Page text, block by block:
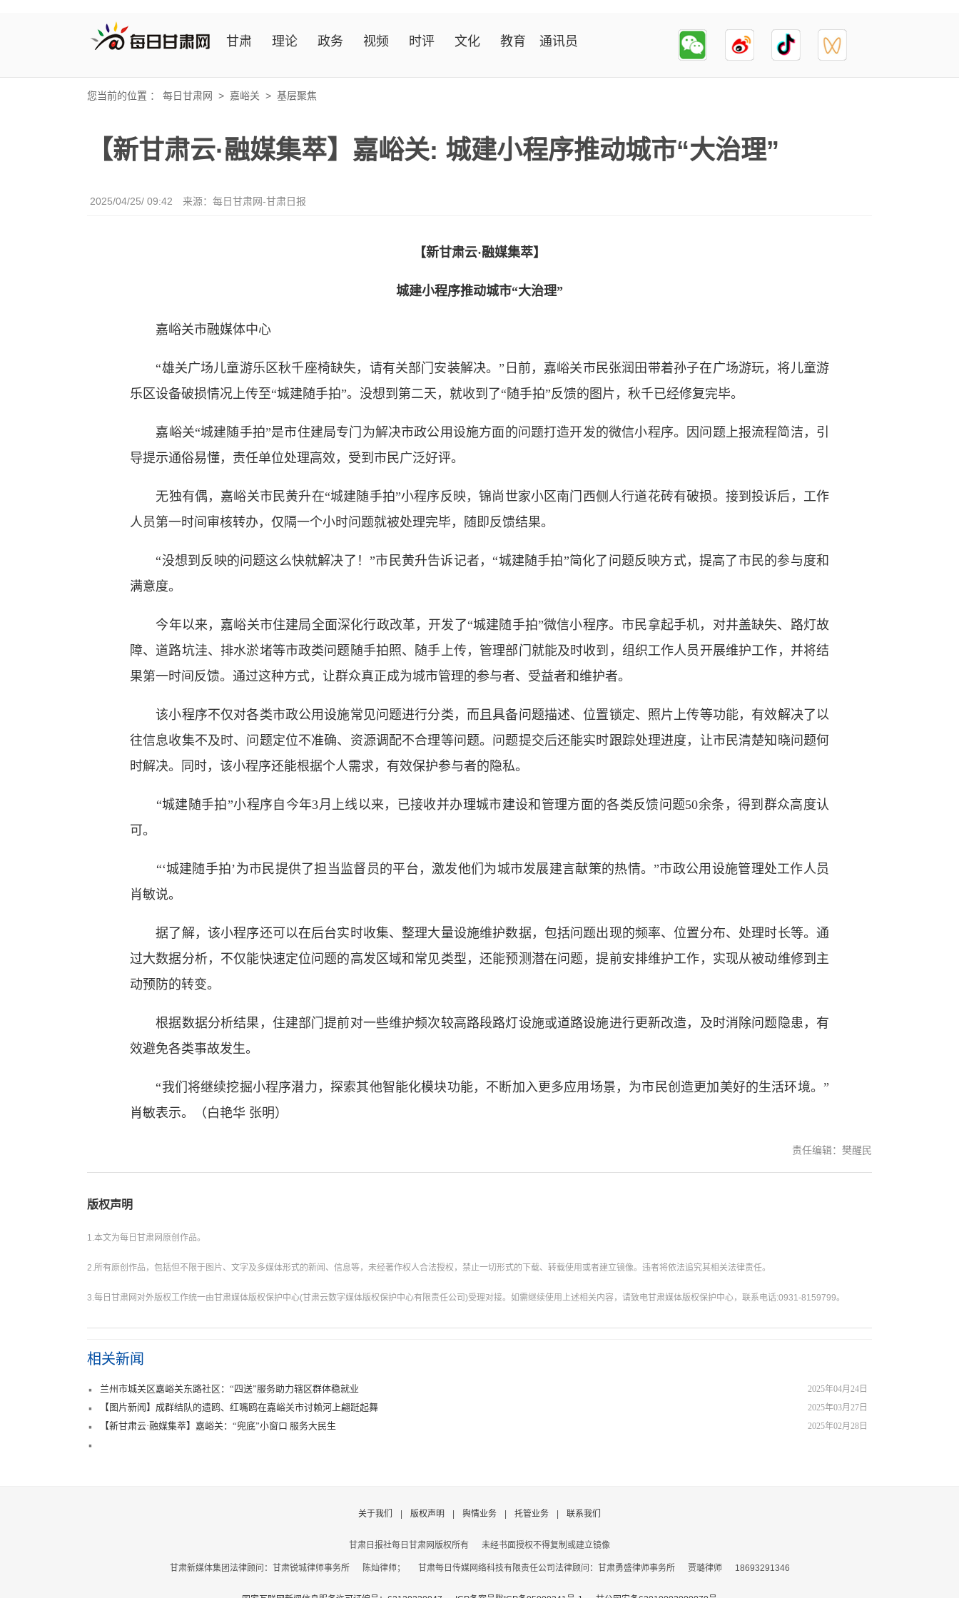
甘肃 理论 政务 视频 时评 文化 教育 通讯员
您当前的位置 ： 每日甘肃网 > 嘉峪关 > 基层聚焦
【新甘肃云·融媒集萃】嘉峪关: 城建小程序推动城市“大治理”
2025/04/25/ 09:42 来源：每日甘肃网-甘肃日报
【新甘肃云·融媒集萃】
城建小程序推动城市“大治理”
嘉峪关市融媒体中心
“雄关广场儿童游乐区秋千座椅缺失，请有关部门安装解决。”日前，嘉峪关市民张润田带着孙子在广场游玩，将儿童游
乐区设备破损情况上传至“城建随手拍”。没想到第二天，就收到了“随手拍”反馈的图片，秋千已经修复完毕。
嘉峪关“城建随手拍”是市住建局专门为解决市政公用设施方面的问题打造开发的微信小程序。因问题上报流程简洁，引
导提示通俗易懂，责任单位处理高效，受到市民广泛好评。
无独有偶，嘉峪关市民黄升在“城建随手拍”小程序反映，锦尚世家小区南门西侧人行道花砖有破损。接到投诉后，工作
人员第一时间审核转办，仅隔一个小时问题就被处理完毕，随即反馈结果。
“没想到反映的问题这么快就解决了！”市民黄升告诉记者，“城建随手拍”简化了问题反映方式，提高了市民的参与度和
满意度。
今年以来，嘉峪关市住建局全面深化行政改革，开发了“城建随手拍”微信小程序。市民拿起手机，对井盖缺失、路灯故
障、道路坑洼、排水淤堵等市政类问题随手拍照、随手上传，管理部门就能及时收到，组织工作人员开展维护工作，并将结
果第一时间反馈。通过这种方式，让群众真正成为城市管理的参与者、受益者和维护者。
该小程序不仅对各类市政公用设施常见问题进行分类，而且具备问题描述、位置锁定、照片上传等功能，有效解决了以
往信息收集不及时、问题定位不准确、资源调配不合理等问题。问题提交后还能实时跟踪处理进度，让市民清楚知晓问题何
时解决。同时，该小程序还能根据个人需求，有效保护参与者的隐私。
“城建随手拍”小程序自今年3月上线以来，已接收并办理城市建设和管理方面的各类反馈问题50余条，得到群众高度认
可。
“‘城建随手拍’为市民提供了担当监督员的平台，激发他们为城市发展建言献策的热情。”市政公用设施管理处工作人员
肖敏说。
据了解，该小程序还可以在后台实时收集、整理大量设施维护数据，包括问题出现的频率、位置分布、处理时长等。通
过大数据分析，不仅能快速定位问题的高发区域和常见类型，还能预测潜在问题，提前安排维护工作，实现从被动维修到主
动预防的转变。
根据数据分析结果，住建部门提前对一些维护频次较高路段路灯设施或道路设施进行更新改造，及时消除问题隐患，有
效避免各类事故发生。
“我们将继续挖掘小程序潜力，探索其他智能化模块功能，不断加入更多应用场景，为市民创造更加美好的生活环境。”
肖敏表示。（白艳华 张明）
责任编辑：樊醒民
版权声明
1.本文为每日甘肃网原创作品。
2.所有原创作品，包括但不限于图片、文字及多媒体形式的新闻、信息等，未经著作权人合法授权，禁止一切形式的下载、转载使用或者建立镜像。违者将依法追究其相关法律责任。
3.每日甘肃网对外版权工作统一由甘肃媒体版权保护中心(甘肃云数字媒体版权保护中心有限责任公司)受理对接。如需继续使用上述相关内容，请致电甘肃媒体版权保护中心，联系电话:0931-8159799。
相关新闻
2025年04月24日
兰州市城关区嘉峪关东路社区：“四送”服务助力辖区群体稳就业
2025年03月27日
【图片新闻】成群结队的遗鸥、红嘴鸥在嘉峪关市讨赖河上翩跹起舞
2025年02月28日
【新甘肃云·融媒集萃】嘉峪关：“兜底”小窗口 服务大民生
关于我们 版权声明 舆情业务 托管业务 联系我们
甘肃日报社每日甘肃网版权所有 未经书面授权不得复制或建立镜像
甘肃新媒体集团法律顾问：甘肃锐城律师事务所 陈灿律师； 甘肃每日传媒网络科技有限责任公司法律顾问：甘肃勇盛律师事务所 贾璐律师 18693291346